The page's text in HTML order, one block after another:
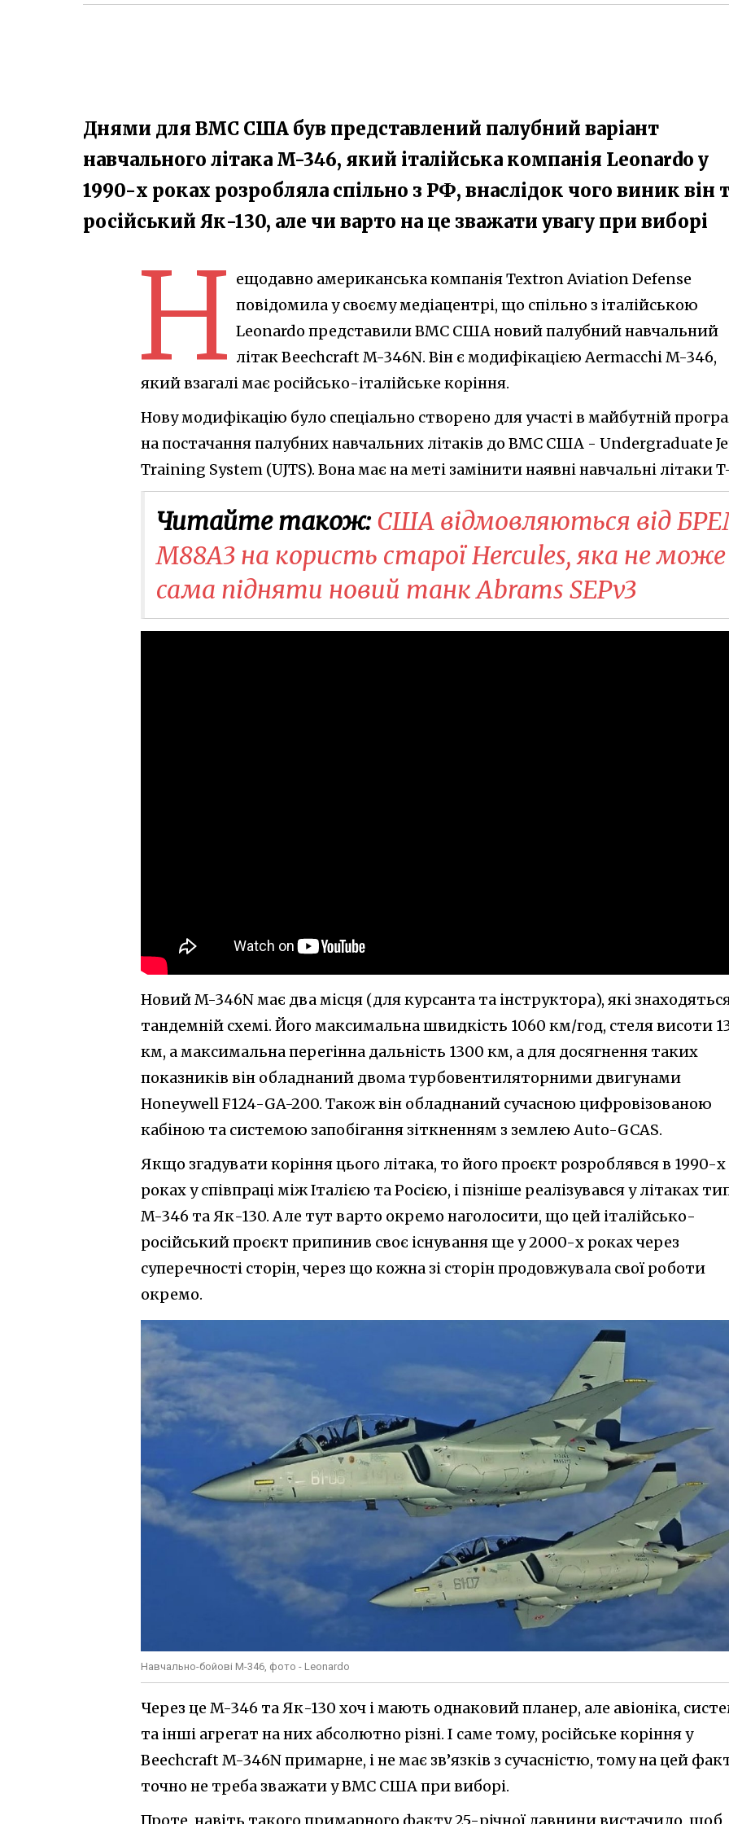
Днями для ВМС США був представлений палубний варіант
навчального літака M-346, який італійська компанія Leonardo у
1990-х роках розробляла спільно з РФ, внаслідок чого виник він
російський Як-130, але чи варто на це зважати увагу при виборі
Н ещодавно американська компанія Textron Aviation Defense
повідомила у своєму медіацентрі, що спільно з італійською
Leonardo представили ВМС США новий палубний навчальний
літак Beechcraft M-346N. Він є модифікацією Aermacchi M-346,
який взагалі має російсько-італійське коріння.
Нову модифікацію було спеціально створено для участі в майбутній
на постачання палубних навчальних літаків до ВМС США - Undergraduate
Training System (UJTS). Вона має на меті замінити наявні навчальні літаки
Читайте також: США відмовляються від
M88A3 на користь старої Hercules, яка не може
сама підняти новий танк Abrams SEPv3
Новий M-346N має два місця (для курсанта та інструктора), які
тандемній схемі. Його максимальна швидкість 1060 км/год, стеля висоти
км, а максимальна перегінна дальність 1300 км, а для досягнення таких
показників він обладнаний двома турбовентиляторними двигунами
Honeywell F124-GA-200. Також він обладнаний сучасною цифровізованою
кабіною та системою запобігання зіткненням з землею Auto-GCAS.
Якщо згадувати коріння цього літака, то його проєкт розроблявся в 1990-х
роках у співпраці між Італією та Росією, і пізніше реалізувався у літаках
M-346 та Як-130. Але тут варто окремо наголосити, що цей італійсько-
російський проєкт припинив своє існування ще у 2000-х роках через
суперечності сторін, через що кожна зі сторін продовжувала свої роботи
окремо.
Навчально-бойові M-346, фото - Leonardo
Через це M-346 та Як-130 хоч і мають однаковий планер, але авіоніка,
та інші агрегат на них абсолютно різні. І саме тому, російське коріння у
Beechcraft M-346N примарне, і не має зв’язків з сучасністю, тому на цей
точно не треба зважати у ВМС США при виборі.